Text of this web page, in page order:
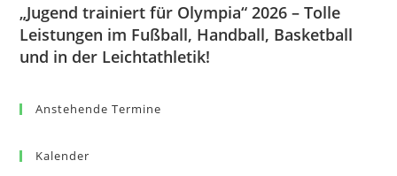
„Jugend trainiert für Olympia“ 2026 – Tolle
Leistungen im Fußball, Handball, Basketball
und in der Leichtathletik!
Anstehende Termine
Kalender